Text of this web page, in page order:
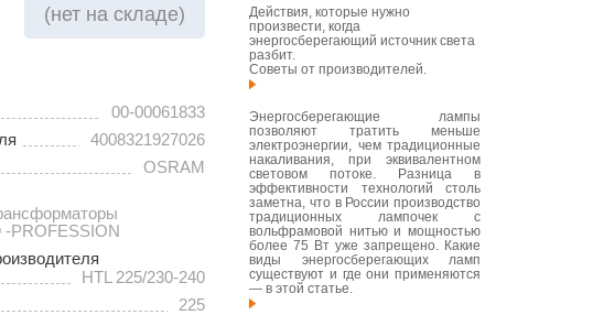
(нет на складе)
00-00061833
4008321927026
OSRAM
PROFESSION
HTL 225/230-240
225
Действия, которые нужно
произвести, когда
энергосберегающий источник света
разбит.
Советы от производителей.
Энергосберегающие лампы
позволяют тратить меньше
электроэнергии, чем традиционные
накаливания, при эквивалентном
световом потоке. Разница в
эффективности технологий столь
заметна, что в России производство
традиционных лампочек с
вольфрамовой нитью и мощностью
более 75 Вт уже запрещено. Какие
виды энергосберегающих ламп
существуют и где они применяются
— в этой статье.